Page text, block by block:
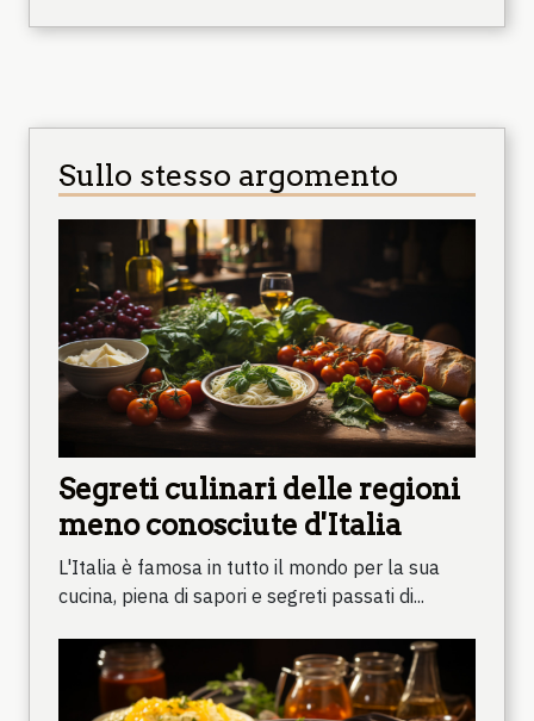
Sullo stesso argomento
Segreti culinari delle regioni
meno conosciute d'Italia
L'Italia è famosa in tutto il mondo per la sua
cucina, piena di sapori e segreti passati di...